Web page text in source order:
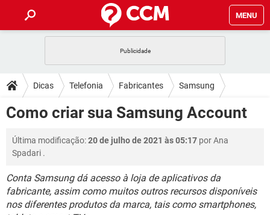
MENU
CELULAR FACEBOOK
OUTLOOK EXCEL
GUIA DE COMPRAS
DICAS
JOGOS WHATSAPP
CELULAR FACEBOOK
OUTLOOK EXCEL
GUIA DE COMPRAS
DOWNLOADS
CELULAR
INSTAGRAM GMAIL
GUIA DE COMPRAS
FÓRUM
CELULAR FACEBOOK
OUTLOOK EXCEL
JOGOS WHATSAPP
CELULAR
Dicas Telefonia Fabricantes Samsung
Como criar sua Samsung Account
Última modificação:20 de julho de 2021 às 05:17 porAna
Spadari .
Conta Samsung dá acesso à loja de aplicativos da
fabricante, assim como muitos outros recursos disponíveis
nos diferentes produtos da marca, tais como smartphones,